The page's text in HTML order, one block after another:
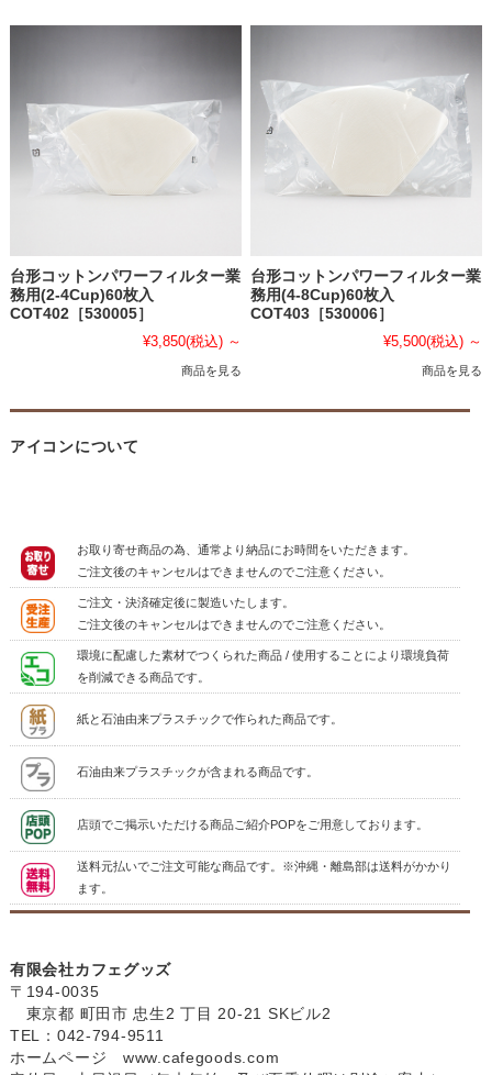
台形コットンパワーフィルター業
務用(2-4Cup)60枚入
COT402［530005］
¥3,850(税込) ～
商品を見る
台形コットンパワーフィルター業
務用(4-8Cup)60枚入
COT403［530006］
¥5,500(税込) ～
商品を見る
アイコンについて
お取り寄せ商品の為、通常より納品にお時間をいただきます。
ご注文後のキャンセルはできませんのでご注意ください。
ご注文・決済確定後に製造いたします。
ご注文後のキャンセルはできませんのでご注意ください。
環境に配慮した素材でつくられた商品 / 使用することにより環境負荷
を削減できる商品です。
紙と石油由来プラスチックで作られた商品です。
石油由来プラスチックが含まれる商品です。
店頭でご掲示いただける商品ご紹介POPをご用意しております。
送料元払いでご注文可能な商品です。※沖縄・離島部は送料がかかり
ます。
有限会社カフェグッズ
〒194-0035
東京都 町田市 忠生2 丁目 20-21 SKビル2
TEL：042-794-9511
ホームページ www.cafegoods.com